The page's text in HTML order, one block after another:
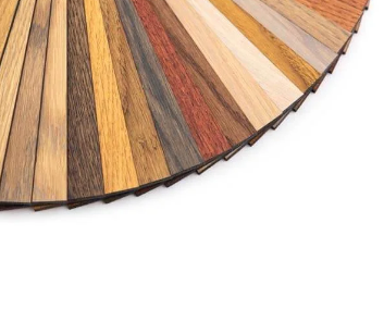
4 380 Kč